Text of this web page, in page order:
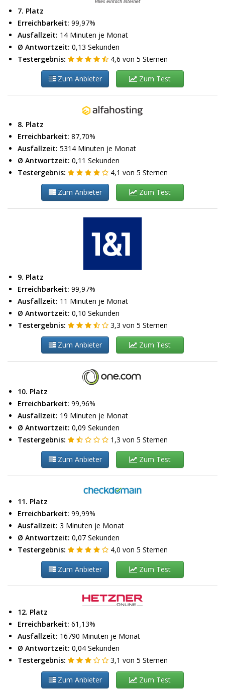
7. Platz
Erreichbarkeit: 99,97%
Ausfallzeit: 14 Minuten je Monat
Ø Antwortzeit: 0,13 Sekunden
Testergebnis:
4,6 von 5 Sternen
Zum Anbieter Zum Test
8. Platz
Erreichbarkeit: 87,70%
Ausfallzeit: 5314 Minuten je Monat
Ø Antwortzeit: 0,11 Sekunden
Testergebnis:
4,1 von 5 Sternen
Zum Anbieter Zum Test
9. Platz
Erreichbarkeit: 99,97%
Ausfallzeit: 11 Minuten je Monat
Ø Antwortzeit: 0,10 Sekunden
Testergebnis:
3,3 von 5 Sternen
Zum Anbieter Zum Test
10. Platz
Erreichbarkeit: 99,96%
Ausfallzeit: 19 Minuten je Monat
Ø Antwortzeit: 0,09 Sekunden
Testergebnis:
1,3 von 5 Sternen
Zum Anbieter Zum Test
11. Platz
Erreichbarkeit: 99,99%
Ausfallzeit: 3 Minuten je Monat
Ø Antwortzeit: 0,07 Sekunden
Testergebnis:
4,0 von 5 Sternen
Zum Anbieter Zum Test
12. Platz
Erreichbarkeit: 61,13%
Ausfallzeit: 16790 Minuten je Monat
Ø Antwortzeit: 0,04 Sekunden
Testergebnis:
3,1 von 5 Sternen
Zum Anbieter Zum Test